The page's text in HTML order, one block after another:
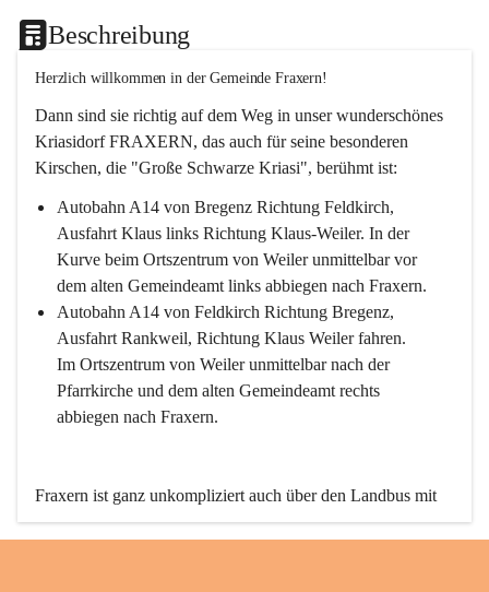
Beschreibung
Herzlich willkommen in der Gemeinde Fraxern!
Dann sind sie richtig auf dem Weg in unser wunderschönes
Kriasidorf FRAXERN, das auch für seine besonderen
Kirschen, die "Große Schwarze Kriasi", berühmt ist:
Autobahn A14 von Bregenz Richtung Feldkirch,
Ausfahrt Klaus links Richtung Klaus-Weiler. In der
Kurve beim Ortszentrum von Weiler unmittelbar vor
dem alten Gemeindeamt links abbiegen nach Fraxern.
Autobahn A14 von Feldkirch Richtung Bregenz,
Ausfahrt Rankweil, Richtung Klaus Weiler fahren.
Im Ortszentrum von Weiler unmittelbar nach der
Pfarrkirche und dem alten Gemeindeamt rechts
abbiegen nach Fraxern.
Fraxern ist ganz unkompliziert auch über den Landbus mit
den öffentlichen Verkehrsmitteln zu erreichen. Die Linie